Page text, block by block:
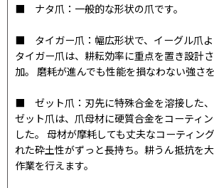
■ ナタ爪：一般的な形状の爪です。
■ タイガー爪：幅広形状で、イーグル爪
タイガー爪は、耕耘効率に重点を置き設計
加。 磨耗が進んでも性能を損なわない強さ
■ ゼット爪：刃先に特殊合金を溶接した
ゼット爪は、爪母材に硬質合金をコーティ
した。 母材が摩耗しても丈夫なコーティン
れた砕土性がずっと長持ち。耕うん抵抗を
作業を行えます。